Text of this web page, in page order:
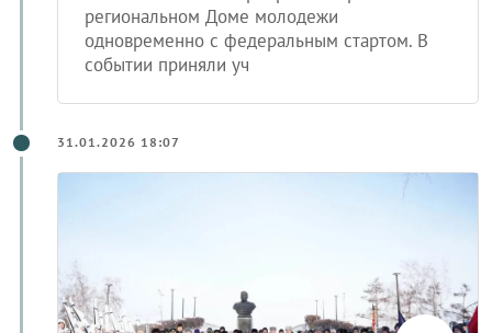
региональном Доме молодежи
одновременно с федеральным стартом. В
событии приняли уч
31.01.2026 18:07